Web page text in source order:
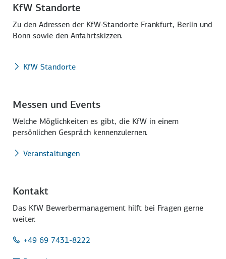
KfW Standorte
Zu den Adressen der KfW-Standorte Frankfurt, Berlin und
Bonn sowie den Anfahrtskizzen.
KfW Standorte
Messen und Events
Welche Möglichkeiten es gibt, die KfW in einem
persönlichen Gespräch kennenzulernen.
Veranstaltungen
Kontakt
Das KfW Bewerbermanagement hilft bei Fragen gerne
weiter.
+49 69 7431-8222